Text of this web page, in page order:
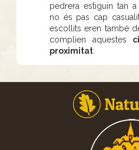
pedrera estiguin tan a
no és pas cap
escollits eren també
complien aquestes
proximitat